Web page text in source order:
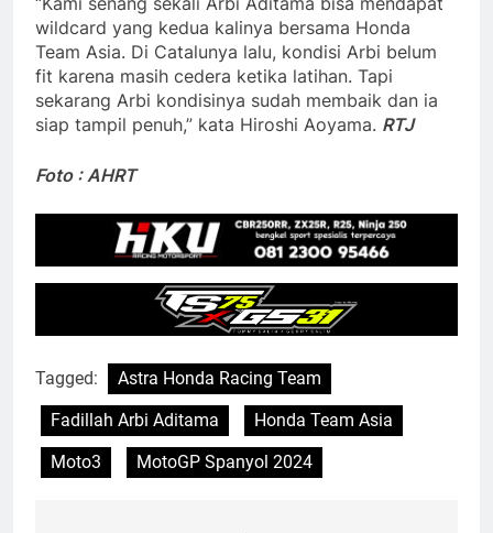
wildcard yang kedua kalinya bersama Honda
Team Asia. Di Catalunya lalu, kondisi Arbi belum
fit karena masih cedera ketika latihan. Tapi
sekarang Arbi kondisinya sudah membaik dan ia
siap tampil penuh,” kata Hiroshi Aoyama. RTJ
Foto : AHRT
Tagged:
Astra Honda Racing Team
Fadillah Arbi Aditama
Honda Team Asia
Moto3
MotoGP Spanyol 2024